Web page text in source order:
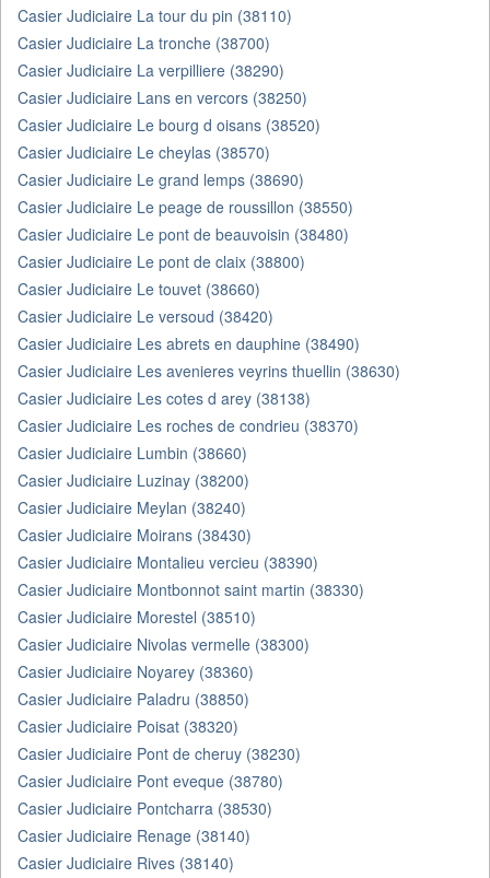
Casier Judiciaire La tour du pin (38110)
Casier Judiciaire La tronche (38700)
Casier Judiciaire La verpilliere (38290)
Casier Judiciaire Lans en vercors (38250)
Casier Judiciaire Le bourg d oisans (38520)
Casier Judiciaire Le cheylas (38570)
Casier Judiciaire Le grand lemps (38690)
Casier Judiciaire Le peage de roussillon (38550)
Casier Judiciaire Le pont de beauvoisin (38480)
Casier Judiciaire Le pont de claix (38800)
Casier Judiciaire Le touvet (38660)
Casier Judiciaire Le versoud (38420)
Casier Judiciaire Les abrets en dauphine (38490)
Casier Judiciaire Les avenieres veyrins thuellin (38630)
Casier Judiciaire Les cotes d arey (38138)
Casier Judiciaire Les roches de condrieu (38370)
Casier Judiciaire Lumbin (38660)
Casier Judiciaire Luzinay (38200)
Casier Judiciaire Meylan (38240)
Casier Judiciaire Moirans (38430)
Casier Judiciaire Montalieu vercieu (38390)
Casier Judiciaire Montbonnot saint martin (38330)
Casier Judiciaire Morestel (38510)
Casier Judiciaire Nivolas vermelle (38300)
Casier Judiciaire Noyarey (38360)
Casier Judiciaire Paladru (38850)
Casier Judiciaire Poisat (38320)
Casier Judiciaire Pont de cheruy (38230)
Casier Judiciaire Pont eveque (38780)
Casier Judiciaire Pontcharra (38530)
Casier Judiciaire Renage (38140)
Casier Judiciaire Rives (38140)